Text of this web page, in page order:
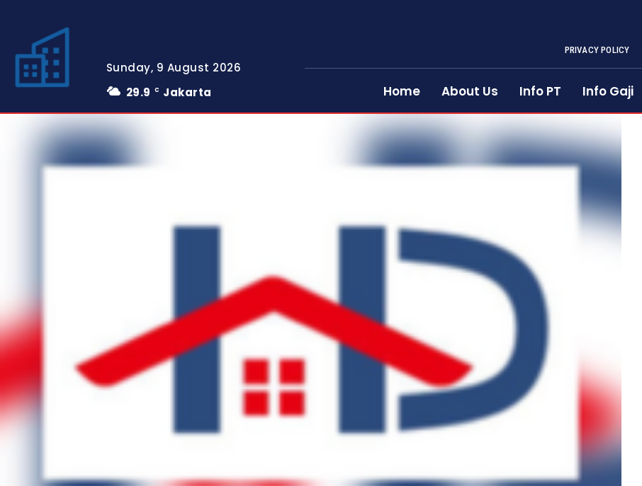
Sunday, 9 August 2026
29.9
C Jakarta
PRIVACY POLICY
Home About Us Info PT Info Gaji